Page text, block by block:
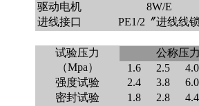
驱动电机
8W/E
进线接口
PE1/2〞进线线
试验压力
（Mpa）
公称压
1.6
2.5
4.0
强度试验
2.4 3.8
6.0
密封试验
1.8 2.8
4.4